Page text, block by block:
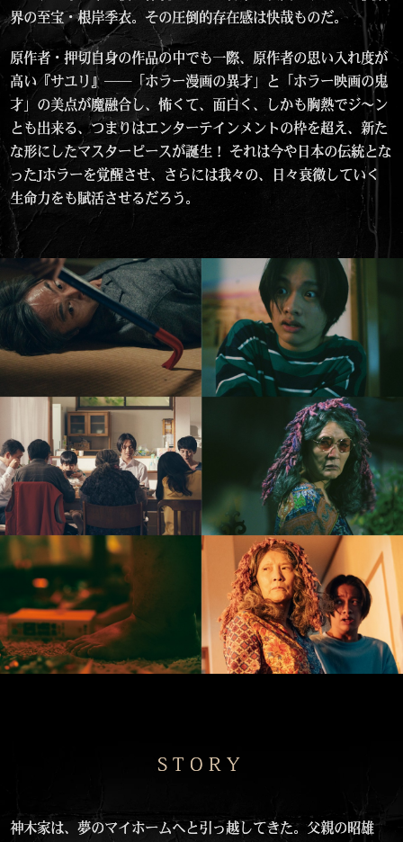
界の至宝・根岸季衣。その圧倒的存在感は快哉ものだ。
原作者・押切自身の作品の中でも一際、原作者の思い入れ度が
高い『サユリ』──「ホラー漫画の異才」と「ホラー映画の鬼
才」の美点が魔融合し、怖くて、面白く、しかも胸熱でジ〜ン
とも出来る、つまりはエンターテインメントの枠を超え、新た
な形にしたマスターピースが誕生！ それは今や日本の伝統とな
ったJホラーを覚醒させ、さらには我々の、日々衰微していく
生命力をも賦活させるだろう。
STORY
神木家は、夢のマイホームへと引っ越してきた。父親の昭雄